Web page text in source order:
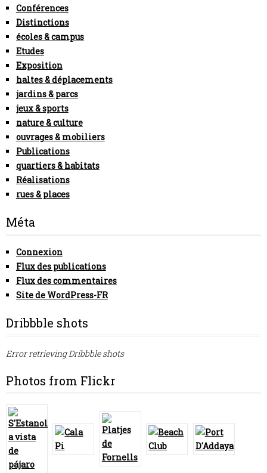
Conférences
Distinctions
écoles & campus
Etudes
Exposition
haltes & déplacements
jardins & parcs
jeux & sports
nature & culture
ouvrages & mobiliers
Publications
quartiers & habitats
Réalisations
rues & places
Méta
Connexion
Flux des publications
Flux des commentaires
Site de WordPress-FR
Dribbble shots
Error retrieving Dribbble shots
Photos from Flickr